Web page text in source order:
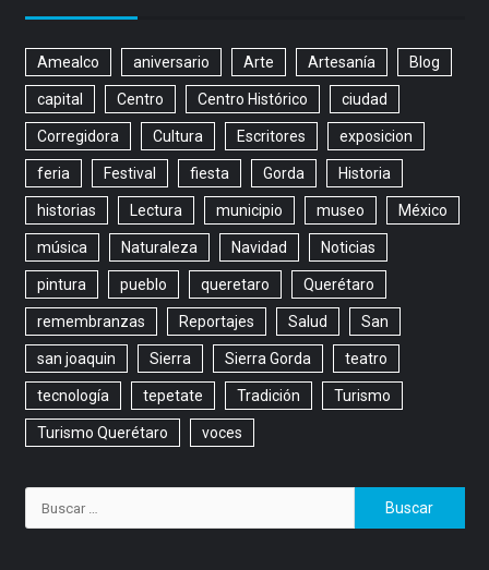
Amealco aniversario Arte Artesanía Blog
capital Centro Centro Histórico ciudad
Corregidora Cultura Escritores exposicion
feria Festival fiesta Gorda Historia
historias Lectura municipio museo México
música Naturaleza Navidad Noticias
pintura pueblo queretaro Querétaro
remembranzas Reportajes Salud San
san joaquin Sierra Sierra Gorda teatro
tecnología tepetate Tradición Turismo
Turismo Querétaro voces